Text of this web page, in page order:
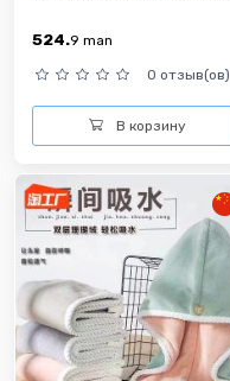
524.9 man
0 отзыв(ов)
В корзину